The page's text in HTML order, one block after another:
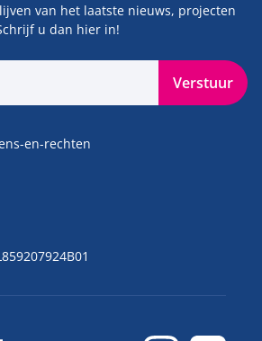
van het laatste nieuws, projecten
u dan hier in!
Verstuur
en-rechten